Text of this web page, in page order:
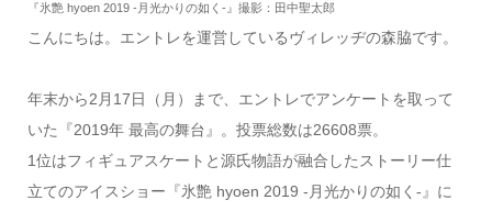
『氷艶 hyoen 2019 -月光かりの如く-』撮影：田中聖太郎
こんにちは。エントレを運営しているヴィレッヂの森脇です。
年末から2月17日（月）まで、エントレでアンケートを取って
いた『2019年 最高の舞台』。投票総数は26608票。
1位はフィギュアスケートと源氏物語が融合したストーリー仕
立てのアイスショー『氷艶 hyoen 2019 -月光かりの如く-』に